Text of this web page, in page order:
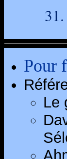
Pour
Le